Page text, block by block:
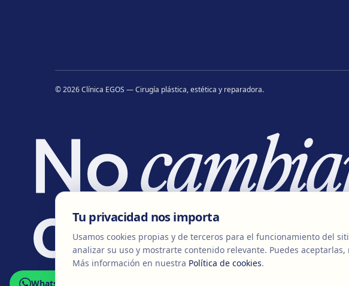
©2026Clínica EGOS — Cirugía plástica, estética y reparadora.
WhatsApp
Tu privacidad nos importa
Usamos cookies propias y de terceros para el funcionamiento del
analizar su uso y mostrarte contenido relevante. Puedes
Más información en nuestra Política de cookies.